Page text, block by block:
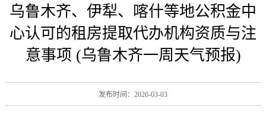
联系我们
乌鲁木齐、伊犁、喀什等地公积金中
心认可的租房提取代办机构资质与注
意事项 (乌鲁木齐一周天气预报)
发布时间：2026-03-03